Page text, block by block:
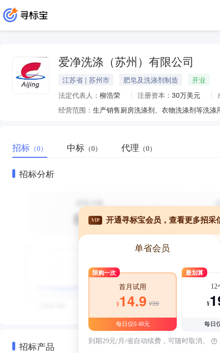
爱净洗涤（苏州）有限公司
江苏省 | 苏州市 肥皂及洗涤剂制造
开业
法定代表人： 柳浩荣 注册资本： 30万美元
经营范围： 生产销售厨房洗涤剂、衣物洗涤剂等洗
招标 （0） 中标 （0） 代理 （0）
招标分析
招标产品
VIP 开通寻标宝会员，查看更多招采
单省会员
限购一次
首月试用
¥14.9 ¥39
每日仅0.48元
最划算
12
¥
每日
到期29元/月/省自动续费，可随时取消。